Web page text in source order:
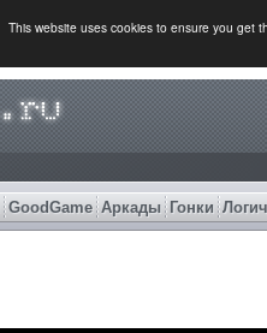
This website uses cookies to ensure you get
GoodGame Аркады Гонки